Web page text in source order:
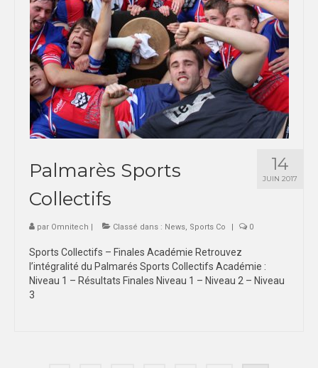
14
JUIN 2017
Palmarès Sports
Collectifs
par Omnitech Classé dans : News, Sports Co 0
Sports Collectifs – Finales Académie Retrouvez
l’intégralité du Palmarés Sports Collectifs Académie :
Niveau 1 – Résultats Finales Niveau 1 – Niveau 2 – Niveau
3